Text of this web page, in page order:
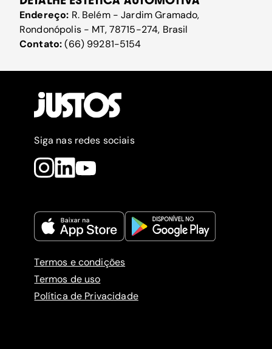
Endereço: R. Belém - Jardim Gramado,
Rondonópolis - MT, 78715-274, Brasil
Contato:(66) 99281-5154
Siga nas redes sociais
Termos e condições
Termos de uso
Política de Privacidade